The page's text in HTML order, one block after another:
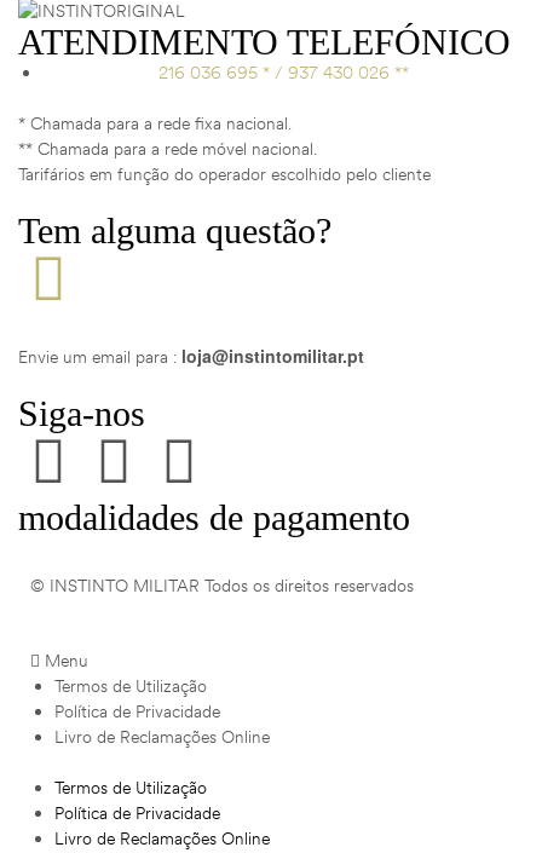
ATENDIMENTO TELEFÓNICO
216 036 695 * / 937 430 026 **
* Chamada para a rede fixa nacional.
** Chamada para a rede móvel nacional.
Tarifários em função do operador escolhido pelo cliente
Tem alguma questão?
Envie um email para : loja@instintomilitar.pt
Siga-nos
modalidades de pagamento
© INSTINTO MILITAR Todos os direitos reservados
Menu
Termos de Utilização
Política de Privacidade
Livro de Reclamações Online
Termos de Utilização
Política de Privacidade
Livro de Reclamações Online